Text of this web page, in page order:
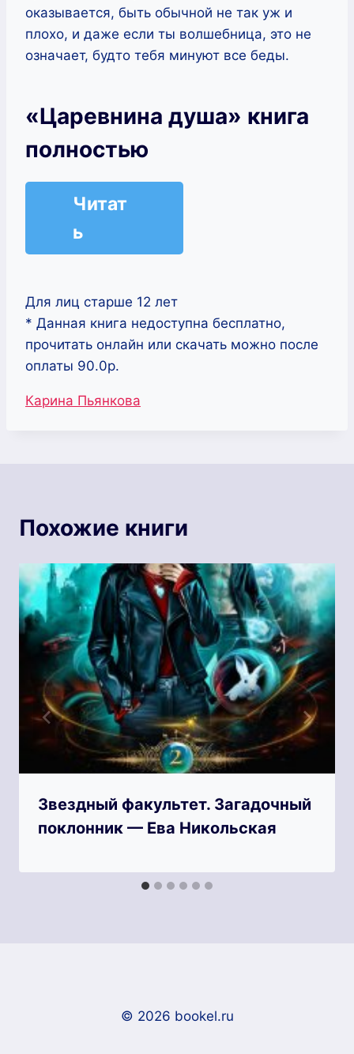
оказывается, быть обычной не так уж и
плохо, и даже если ты волшебница, это не
означает, будто тебя минуют все беды.
«Царевнина душа» книга
полностью
Читат
ь
Для лиц старше 12 лет
* Данная книга недоступна бесплатно,
прочитать онлайн или скачать можно после
оплаты 90.0р.
Метки
Карина Пьянкова
Похожие книги
Звездный факультет. Загадочный
поклонник — Ева Никольская
© 2026 bookel.ru